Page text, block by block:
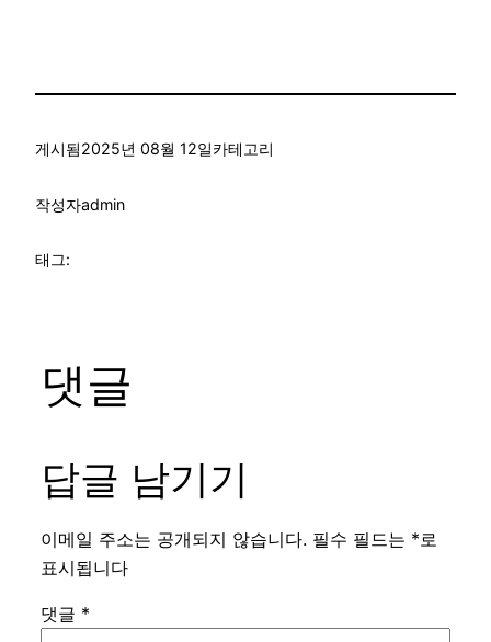
게시됨2025년 08월 12일카테고리
작성자admin
태그:
댓글
답글 남기기
이메일 주소는 공개되지 않습니다. 필수 필드는 *로
표시됩니다
댓글 *